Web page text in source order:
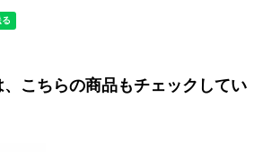
こちらの商品もチェックしてい